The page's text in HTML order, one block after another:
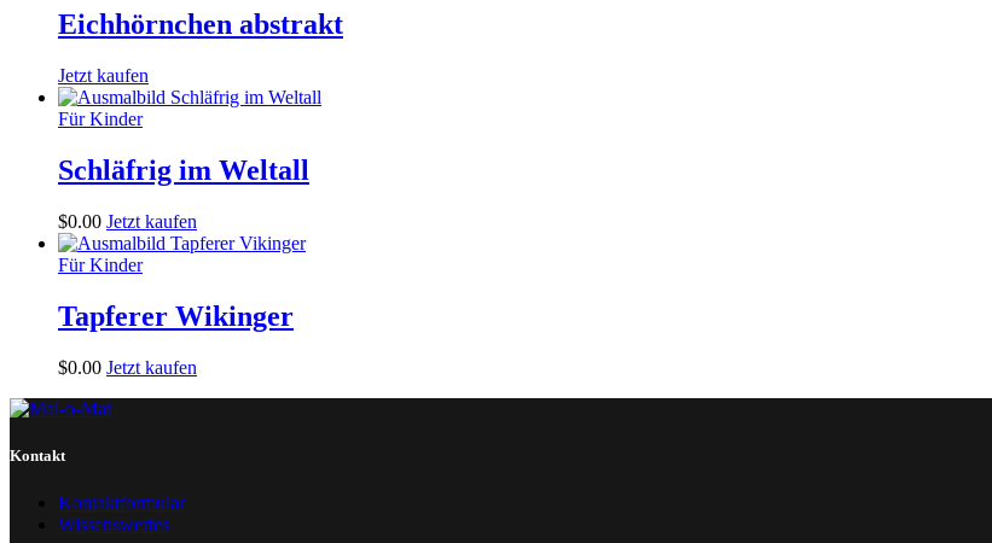
Eichhörnchen abstrakt
Jetzt kaufen
Für Kinder
Schläfrig im Weltall
$0.00 Jetzt kaufen
Für Kinder
Tapferer Wikinger
$0.00 Jetzt kaufen
Kontakt
Kontaktformular
Wissenswertes